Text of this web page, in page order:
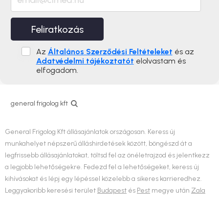
Feliratkozás
Az Általános Szerződési Feltételeket és az
Adatvédelmi tájékoztatót elolvastam és
elfogadom.
general frigolog kft
General Frigolog Kft állásajánlatok országosan. Keress új
munkahelyet népszerű álláshirdetések között, böngészd át a
legfrissebb állásajánlatokat, töltsd fel az önéletrajzod és jelentkezz
a legjobb lehetőségekre. Fedezd fel a lehetőségeket, keress új
kihívásokat és lépj egy lépéssel közelebb a sikeres karrieredhez.
Leggyakoribb keresési terület Budapest és Pest megye után Zala